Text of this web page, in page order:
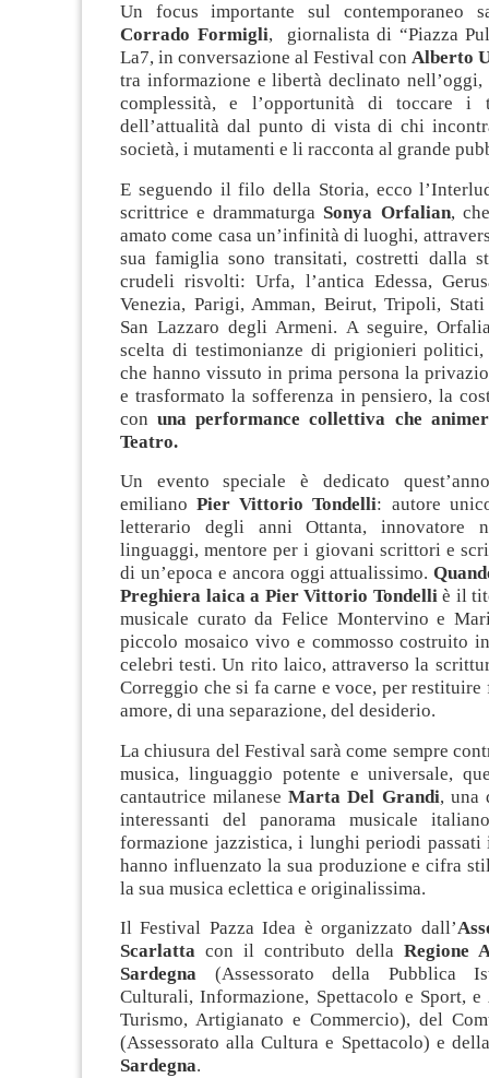
Un focus importante sul contemporaneo
Corrado Formigli, giornalista di “Piazza
La7, in conversazione al Festival con Alberto
tra informazione e libertà declinato nell’oggi,
complessità, e l’opportunità di toccare i
dell’attualità dal punto di vista di chi
società, i mutamenti e li racconta al grande
E seguendo il filo della Storia, ecco
scrittrice e drammaturga Sonya Orfalian,
amato come casa un’infinità di luoghi,
sua famiglia sono transitati, costretti dalla
crudeli risvolti: Urfa, l’antica Edessa,
Venezia, Parigi, Amman, Beirut, Tripoli,
San Lazzaro degli Armeni. A seguire,
scelta di testimonianze di prigionieri
che hanno vissuto in prima persona la
e trasformato la sofferenza in pensiero, la
conuna performance collettiva che
Teatro.
Un evento speciale è dedicato
emilianoPier Vittorio Tondelli: autore
letterario degli anni Ottanta, innovatore
linguaggi, mentore per i giovani scrittori e
di un’epoca e ancora oggi attualissimo.
Preghiera laica a Pier Vittorio Tondelli è il
musicale curato da Felice Montervino e
piccolo mosaico vivo e commosso costruito
celebri testi. Un rito laico, attraverso la
Correggio che si fa carne e voce, per
amore, di una separazione, del desiderio.
La chiusura del Festival sarà come sempre
musica, linguaggio potente e universale,
cantautrice milaneseMarta Del Grandi, una
interessanti del panorama musicale
formazione jazzistica, i lunghi periodi passati
hanno influenzato la sua produzione e cifra
la sua musica eclettica e originalissima.
Il Festival Pazza Idea è organizzato dall’
Scarlattacon il contributo della Regione
Sardegna (Assessorato della Pubblica
Culturali, Informazione, Spettacolo e Sport, e
Turismo, Artigianato e Commercio), del
(Assessorato alla Cultura e Spettacolo) e
Sardegna.